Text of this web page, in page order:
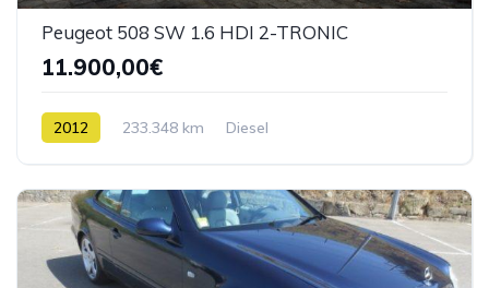
Peugeot 508 SW 1.6 HDI 2-TRONIC
11.900,00€
2012 233.348 km Diesel